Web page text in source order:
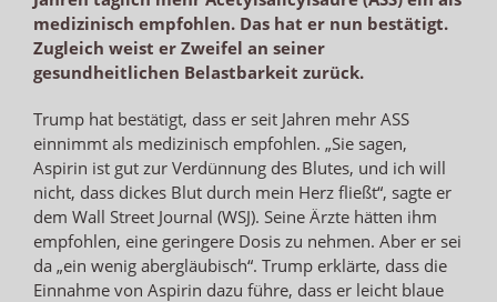
medizinisch empfohlen. Das hat er nun bestätigt.
Zugleich weist er Zweifel an seiner
gesundheitlichen Belastbarkeit zurück.
Trump hat bestätigt, dass er seit Jahren mehr ASS
einnimmt als medizinisch empfohlen. „Sie sagen,
Aspirin ist gut zur Verdünnung des Blutes, und ich will
nicht, dass dickes Blut durch mein Herz fließt“, sagte er
dem Wall Street Journal (WSJ). Seine Ärzte hätten ihm
empfohlen, eine geringere Dosis zu nehmen. Aber er sei
da „ein wenig abergläubisch“. Trump erklärte, dass die
Einnahme von Aspirin dazu führe, dass er leicht blaue